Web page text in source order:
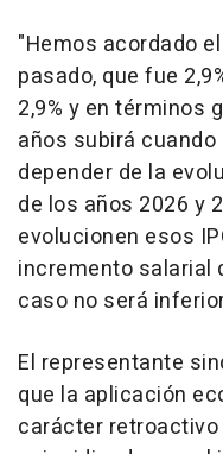
"Hemos acordado
pasado, que fue
2,9% y en términos
años subirá cuando
depender de la
de los años 2026 y
evolucionen esos
incremento salarial
caso no será
El representante
que la aplicación
carácter retroactivo